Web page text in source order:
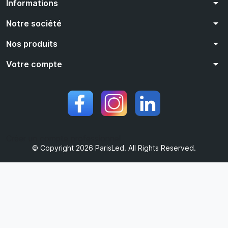
Informations arrow_drop_down
Notre société arrow_drop_down
Nos produits arrow_drop_down
Votre compte arrow_drop_down
© Copyright 2026 ParisLed. All Rights Reserved.